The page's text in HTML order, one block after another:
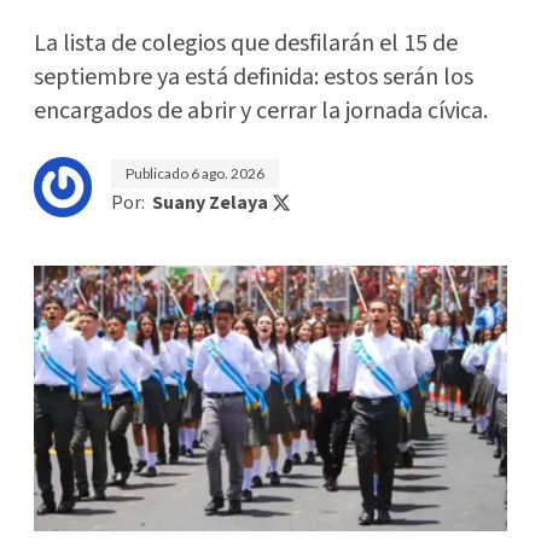
La lista de colegios que desfilarán el 15 de
septiembre ya está definida: estos serán los
encargados de abrir y cerrar la jornada cívica.
Publicado 6 ago. 2026
Por: Suany Zelaya